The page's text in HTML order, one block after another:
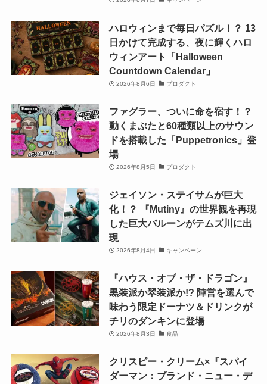
ハロウィンまで毎日パズル！？ 13
日かけて完成する、夜に輝くハロ
ウィンアート「Halloween
Countdown Calendar」
2026年8月6日 プロダクト
ファグラー、ついに命を宿す！？
動くまぶたと60種類以上のサウン
ドを搭載した「Puppetronics」登
場
2026年8月5日 プロダクト
ジェイソン・ステイサムが巨大
化！？ 『Mutiny』の世界観を再現
した巨大バルーンがテムズ川に出
現
2026年8月4日 キャンペーン
『ハウス・オブ・ザ・ドラゴン』
黒装派か翠装派か!? 陣営を選んで
味わう限定ドーナツ＆ドリンクが
チリのダンキンに登場
2026年8月3日 食品
クリスピー・クリーム×『スパイ
ダーマン：ブランド・ニュー・デ